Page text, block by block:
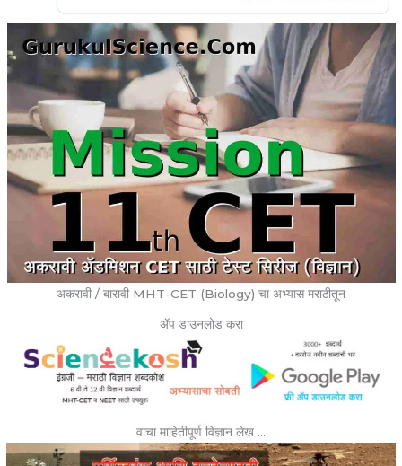
अकरावी / बारावी MHT-CET (Biology) चा अभ्यास मराठीतून
ॲप डाउनलोड करा
वाचा माहितीपूर्ण विज्ञान लेख …